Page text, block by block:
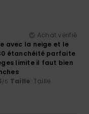
Achat vérifié
avec la neige et le
étanchéité parfaite
limite il faut bien
/5 Taille: Taille